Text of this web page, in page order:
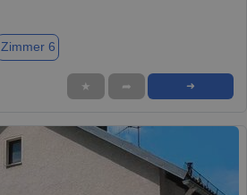
Zimmer 6
★ ➦ ➜